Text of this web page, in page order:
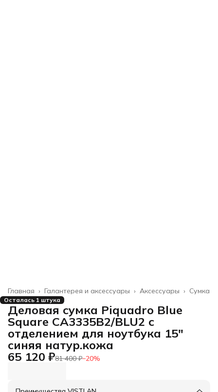
Сумка
Аксессуары ›
Галантерея и аксессуары ›
Главная ›
Осталась 1 штука
Деловая сумка Piquadro Blue
Square CA3335B2/BLU2 с
отделением для ноутбука 15"
синяя натур.кожа
65 120 ₽81 400 ₽−20%